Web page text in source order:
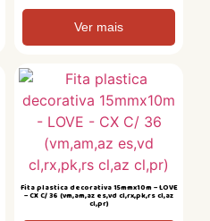
Ver mais
Fita plastica decorativa 15mmx10m – LOVE
– CX C/ 36 (vm,am,az es,vd cl,rx,pk,rs cl,az
cl,pr)